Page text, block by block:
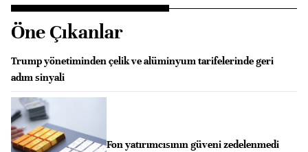
Öne Çıkanlar
Trump yönetiminden çelik ve alüminyum tarifelerinde geri
adım sinyali
Fon yatırımcısının güveni zedelenmedi